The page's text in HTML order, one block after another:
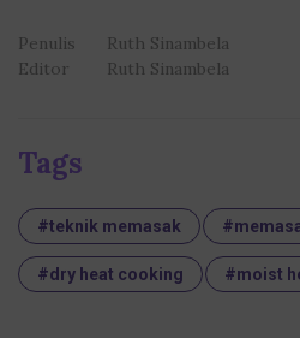
Penulis
Ruth Sinambela
Editor
Ruth Sinambela
Tags
#teknik memasak
#dry heat cooking #moist